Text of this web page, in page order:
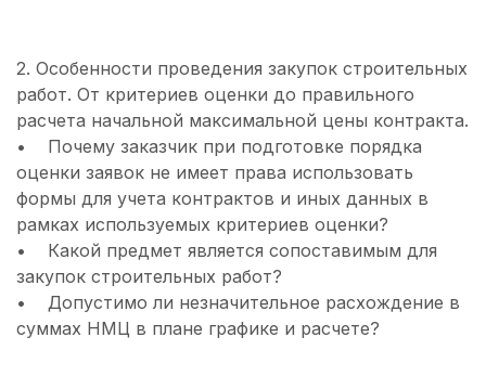
2. Особенности проведения закупок строительных
работ. От критериев оценки до правильного
расчета начальной максимальной цены контракта.
• Почему заказчик при подготовке порядка
оценки заявок не имеет права использовать
формы для учета контрактов и иных данных в
рамках используемых критериев оценки?
• Какой предмет является сопоставимым для
закупок строительных работ?
• Допустимо ли незначительное расхождение в
суммах НМЦ в плане графике и расчете?